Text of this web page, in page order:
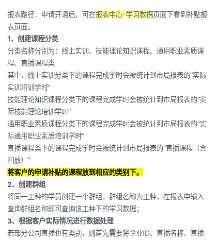
局
补
贴
报
表
使
用
说
明
报表路径：申请开通后，可在报表中心-学习数据页面下看到补贴报
表页面。
1、创建课程分类
分类名称分别为：线上实训、技能理论知识课程、通用职业素质课
程、直播课程类
其中，线上实训分类下的课程完成学时会被统计到市局报表的“实际
实训培训学时”
技能理论知识课程分类下的课程完成学时会被统计到市局报表的“实
际技能理论培训学时”
通用职业素质课程分类下的课程完成学时会被统计到市局报表的“实
际通用职业素质培训学时”
直播课程类下的课程完成学时会被统计到市局报表的“直播课程（含
回放）”
将客户的申请补贴的课程放到相应的类别下。
2、创建群组
将同一工种的学员创建一个群组，群组名称为工种，在报表中输入
查询群组名称即可查询该工种下的学习数据；
3、根据客户实际情况进行数据处理
若部分公司直播也有类别，则首先需要将企业ID、直播名称、直播